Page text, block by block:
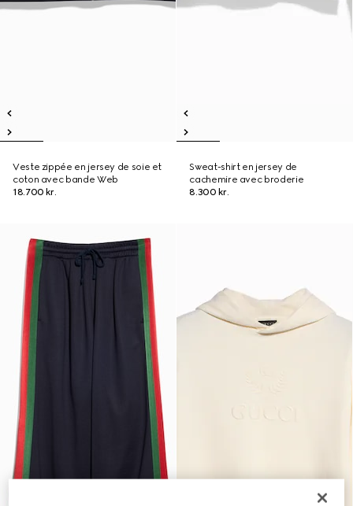
Veste zippée en jersey de soie et
coton avec bande Web
18.700 kr.
Sweat-shirt en jersey de
cachemire avec broderie
8.300 kr.